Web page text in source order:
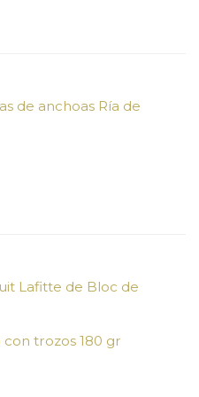
de anchoas Ría de
Lafitte de Bloc de
con trozos 180 gr